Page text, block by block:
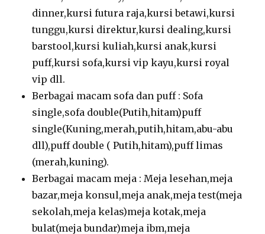
dinner,kursi futura raja,kursi betawi,kursi
tunggu,kursi direktur,kursi dealing,kursi
barstool,kursi kuliah,kursi anak,kursi
puff,kursi sofa,kursi vip kayu,kursi royal
vip dll.
Berbagai macam sofa dan puff : Sofa
single,sofa double(Putih,hitam)puff
single(Kuning,merah,putih,hitam,abu-abu
dll),puff double ( Putih,hitam),puff limas
(merah,kuning).
Berbagai macam meja : Meja lesehan,meja
bazar,meja konsul,meja anak,meja test(meja
sekolah,meja kelas)meja kotak,meja
bulat(meja bundar)meja ibm,meja